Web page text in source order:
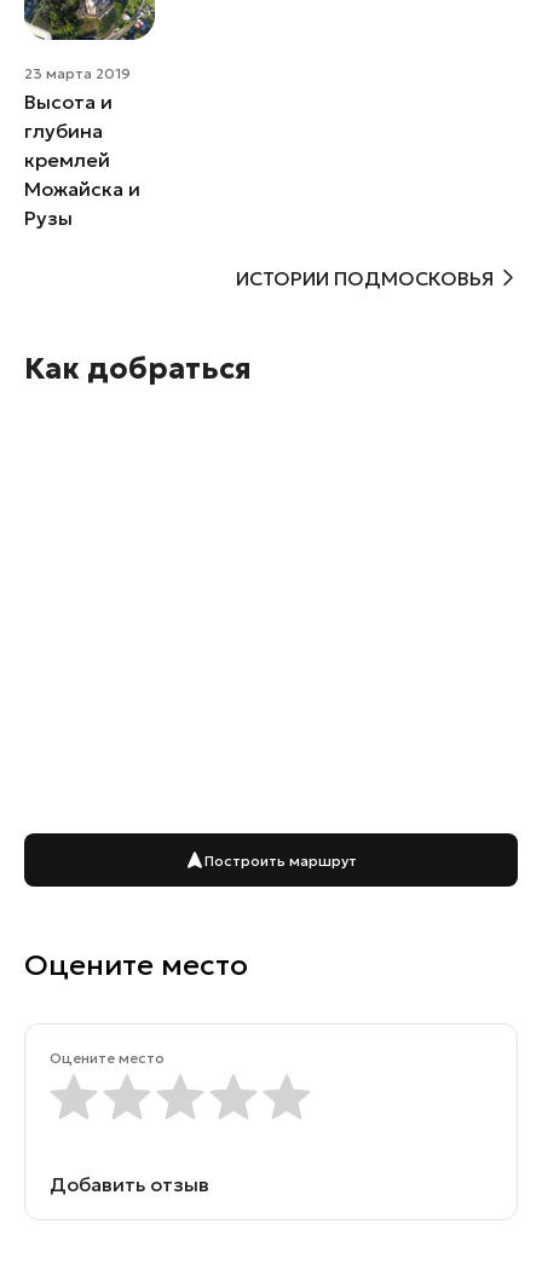
ИСТОРИИ ПОДМОСКОВЬЯ
23 марта 2019
Высота и
глубина
кремлей
Можайска и
Рузы
Как добраться
Построить маршрут
Оцените место
Оцените место
Добавить отзыв